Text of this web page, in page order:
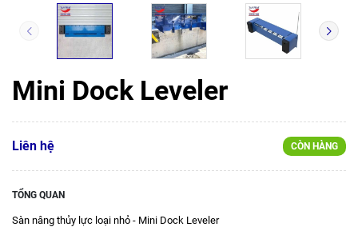
Mini Dock Leveler
Liên hệ CÒN HÀNG
TỔNG QUAN
Sàn nâng thủy lực loại nhỏ - Mini Dock Leveler